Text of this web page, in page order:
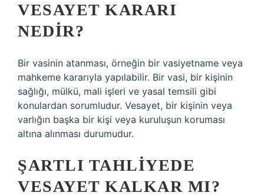
VESAYET KARARI
NEDIR?
Bir vasinin atanması, örneğin bir vasiyetname veya
mahkeme kararıyla yapılabilir. Bir vasi, bir kişinin
sağlığı, mülkü, mali işleri ve yasal temsili gibi
konulardan sorumludur. Vesayet, bir kişinin veya
varlığın başka bir kişi veya kuruluşun koruması
altına alınması durumudur.
ŞARTLI TAHLIYEDE
VESAYET KALKAR MI?